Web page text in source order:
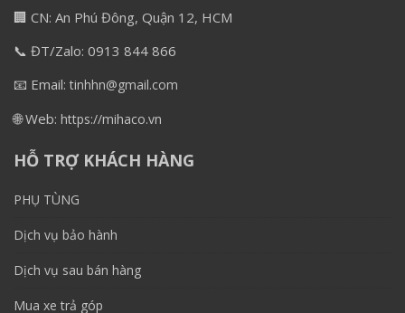
🏢 CN: An Phú Đông, Quận 12, HCM
📞 ĐT/Zalo: 0913 844 866
📧 Email: tinhhn@gmail.com
🌐 Web: https://mihaco.vn
HỖ TRỢ KHÁCH HÀNG
PHỤ TÙNG
Dịch vụ bảo hành
Dịch vụ sau bán hàng
Mua xe trả góp